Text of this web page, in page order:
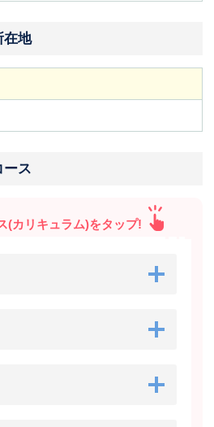
在地
ース
(カリキュラム)をタップ!